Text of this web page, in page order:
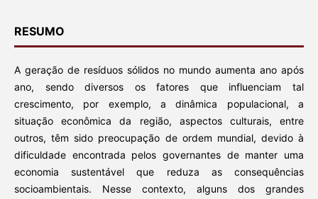
RESUMO
A geração de resíduos sólidos no mundo aumenta ano após
ano, sendo diversos os fatores que influenciam tal
crescimento, por exemplo, a dinâmica populacional, a
situação econômica da região, aspectos culturais, entre
outros, têm sido preocupação de ordem mundial, devido à
dificuldade encontrada pelos governantes de manter uma
economia sustentável que reduza as consequências
socioambientais. Nesse contexto, alguns dos grandes